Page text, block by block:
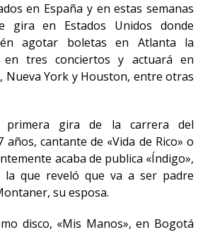
en España y en estas semanas
gira en Estados Unidos donde
agotar boletas en Atlanta la
en tres conciertos y actuará en
Nueva York y Houston, entre otras
gira de la carrera del
años, cantante de «Vida de Rico» o
acaba de publica «Índigo»,
la que reveló que va a ser padre
su esposa.
disco, «Mis Manos», en Bogotá